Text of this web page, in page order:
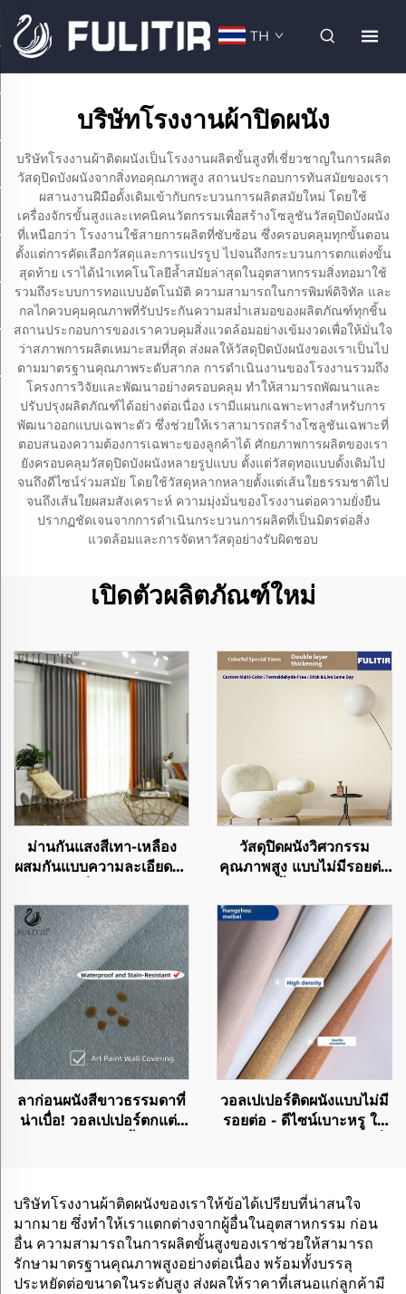
TH
บริษัทโรงงานผ้าปิดผนัง
บริษัทโรงงานผ้าติดผนังเป็นโรงงานผลิตขั้นสูงที่เชี่ยวชาญในการผลิต
วัสดุปิดบังผนังจากสิ่งทอคุณภาพสูง สถานประกอบการทันสมัยของเรา
ผสานงานฝีมือดั้งเดิมเข้ากับกระบวนการผลิตสมัยใหม่ โดยใช้
เครื่องจักรขั้นสูงและเทคนิคนวัตกรรมเพื่อสร้างโซลูชันวัสดุปิดบังผนัง
ที่เหนือกว่า โรงงานใช้สายการผลิตที่ซับซ้อน ซึ่งครอบคลุมทุกขั้นตอน
ตั้งแต่การคัดเลือกวัสดุและการแปรรูป ไปจนถึงกระบวนการตกแต่งขั้น
สุดท้าย เราได้นำเทคโนโลยีล้ำสมัยล่าสุดในอุตสาหกรรมสิ่งทอมาใช้
รวมถึงระบบการทอแบบอัตโนมัติ ความสามารถในการพิมพ์ดิจิทัล และ
กลไกควบคุมคุณภาพที่รับประกันความสม่ำเสมอของผลิตภัณฑ์ทุกชิ้น
สถานประกอบการของเราควบคุมสิ่งแวดล้อมอย่างเข้มงวดเพื่อให้มั่นใจ
ว่าสภาพการผลิตเหมาะสมที่สุด ส่งผลให้วัสดุปิดบังผนังของเราเป็นไป
ตามมาตรฐานคุณภาพระดับสากล การดำเนินงานของโรงงานรวมถึง
โครงการวิจัยและพัฒนาอย่างครอบคลุม ทำให้สามารถพัฒนาและ
ปรับปรุงผลิตภัณฑ์ได้อย่างต่อเนื่อง เรามีแผนกเฉพาะทางสำหรับการ
พัฒนาออกแบบเฉพาะตัว ซึ่งช่วยให้เราสามารถสร้างโซลูชันเฉพาะที่
ตอบสนองความต้องการเฉพาะของลูกค้าได้ ศักยภาพการผลิตของเรา
ยังครอบคลุมวัสดุปิดบังผนังหลายรูปแบบ ตั้งแต่วัสดุทอแบบดั้งเดิมไป
จนถึงดีไซน์ร่วมสมัย โดยใช้วัสดุหลากหลายตั้งแต่เส้นใยธรรมชาติไป
จนถึงเส้นใยผสมสังเคราะห์ ความมุ่งมั่นของโรงงานต่อความยั่งยืน
ปรากฏชัดเจนจากการดำเนินกระบวนการผลิตที่เป็นมิตรต่อสิ่ง
แวดล้อมและการจัดหาวัสดุอย่างรับผิดชอบ
เปิดตัวผลิตภัณฑ์ใหม่
ม่านกันแสงสีเทา-เหลือง
ผสมกันแบบความละเอียดสูง
นิมอลทันสมัยแบบแยกสี
ชัดเจน
วัสดุปิดผนังวิศวกรรม
คุณภาพสูง แบบไม่มีรอยต่อ
ห้องนั่งเล่น วัสดุปิดผนังโทน
สีเรียบสำหรับใช้ในบ้าน
ตกแต่งสไตล์หรูหราแบบเบา
ๆ ขายตรงจากโรงงาน
ลาก่อนผนังสีขาวธรรมดาที่
น่าเบื่อ! วอลเปเปอร์ตกแต่ง
เนื้อผิวจากธรรมชาติ
วอลเปเปอร์ติดผนังแบบไม่มี
รอยต่อ - ดีไซน์เบาะหรู ใช้
ใช้สีพื้น เที่ยงตรงสูง สั่งซื้อ
โดยตรงจากผู้ผลิต
บริษัทโรงงานผ้าติดผนังของเราให้ข้อได้เปรียบที่น่าสนใจ
มากมาย ซึ่งทำให้เราแตกต่างจากผู้อื่นในอุตสาหกรรม ก่อน
อื่น ความสามารถในการผลิตขั้นสูงของเราช่วยให้สามารถ
รักษามาตรฐานคุณภาพสูงอย่างต่อเนื่อง พร้อมทั้งบรรลุ
ประหยัดต่อขนาดในระดับสูง ส่งผลให้ราคาที่เสนอแก่ลูกค้ามี